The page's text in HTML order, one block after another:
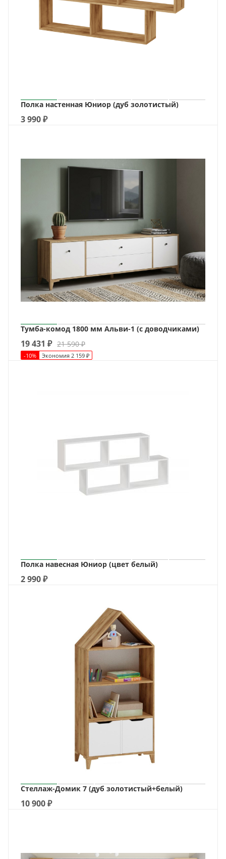
Полка настенная Юниор (дуб золотистый)
3 990₽
Тумба-комод 1800 мм Альви-1 (с доводчиками)
19 431 ₽ 21 590₽
-10% Экономия 2 159 ₽
Полка навесная Юниор (цвет белый)
2 990₽
Стеллаж-Домик 7 (дуб золотистый+белый)
10 900₽